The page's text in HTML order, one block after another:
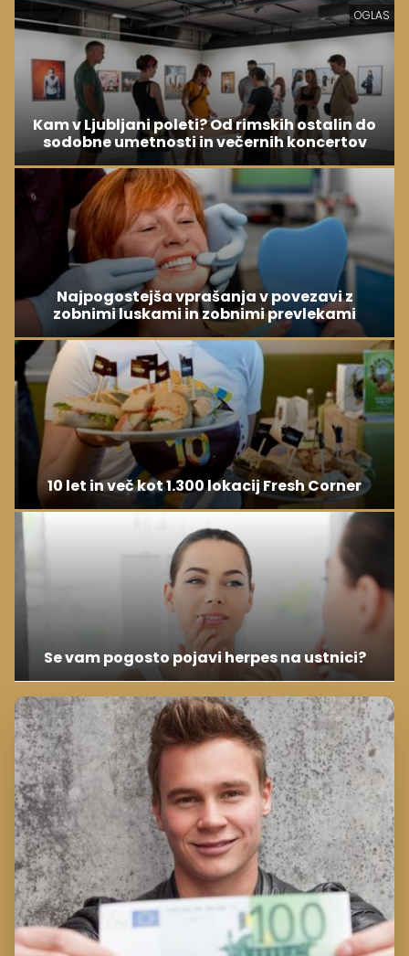
OGLAS
Kam v Ljubljani poleti? Od rimskih ostalin do
sodobne umetnosti in večernih koncertov
Najpogostejša vprašanja v povezavi z
zobnimi luskami in zobnimi prevlekami
10 let in več kot 1.300 lokacij Fresh Corner
Se vam pogosto pojavi herpes na ustnici?